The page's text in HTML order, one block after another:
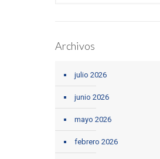
Archivos
julio 2026
junio 2026
mayo 2026
febrero 2026